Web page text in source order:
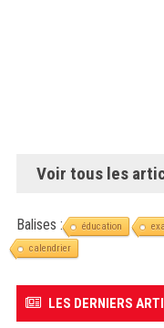
Voir tous les
Balises : éducation
calendrier
LES DERNIERS